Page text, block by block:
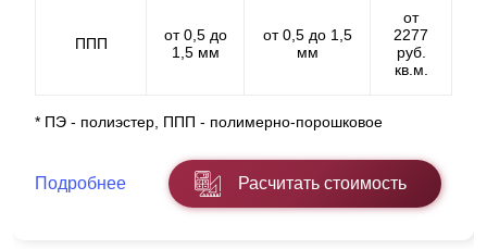
изменением угла ламели изменяется шаг пластин.
Изменение угла влияет на число ламелей в
ППП
от 0,5 до
1,5 мм
от 0,5 до 1,5
мм
от
2277
руб.
кв.м.
* ПЭ - полиэстер, ППП - полимерно-порошковое
Подробнее Расчитать стоимость